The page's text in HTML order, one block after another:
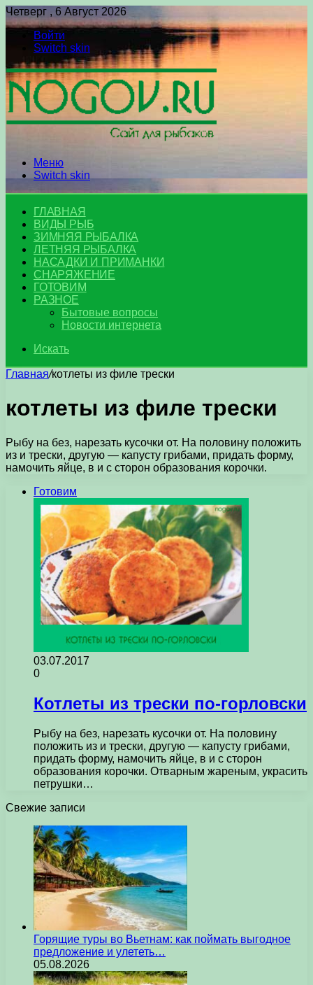
Четверг , 6 Август 2026
Войти
Switch skin
Меню
Switch skin
ГЛАВНАЯ
ВИДЫ РЫБ
ЗИМНЯЯ РЫБАЛКА
ЛЕТНЯЯ РЫБАЛКА
НАСАДКИ И ПРИМАНКИ
СНАРЯЖЕНИЕ
ГОТОВИМ
РАЗНОЕ
Бытовые вопросы
Новости интернета
Искать
Главная/котлеты из филе трески
котлеты из филе трески
Рыбу на без, нарезать кусочки от. На половину положить
из и трески, другую — капусту грибами, придать форму,
намочить яйце, в и с сторон образования корочки.
Готовим
03.07.2017
0
Котлеты из трески по-горловски
Рыбу на без, нарезать кусочки от. На половину
положить из и трески, другую — капусту грибами,
придать форму, намочить яйце, в и с сторон
образования корочки. Отварным жареным, украсить
петрушки…
Свежие записи
Горящие туры во Вьетнам: как поймать выгодное
предложение и улететь…
05.08.2026